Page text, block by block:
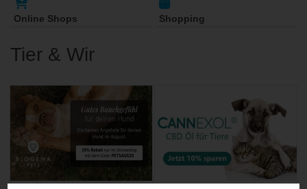
Online Shops Shopping
Tier & Wir